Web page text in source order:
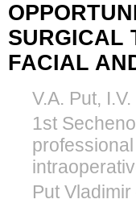
SURGICAL
FACIAL
V.A. Put,
1st
Put